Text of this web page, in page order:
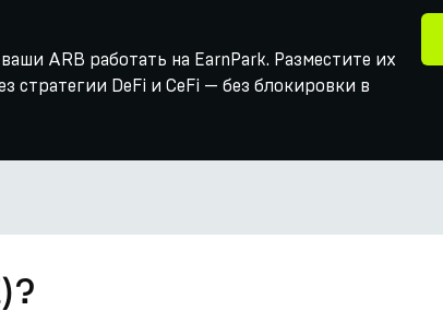
ARB работать на EarnPark. Разместите их
стратегии DeFi и CeFi — без блокировки в